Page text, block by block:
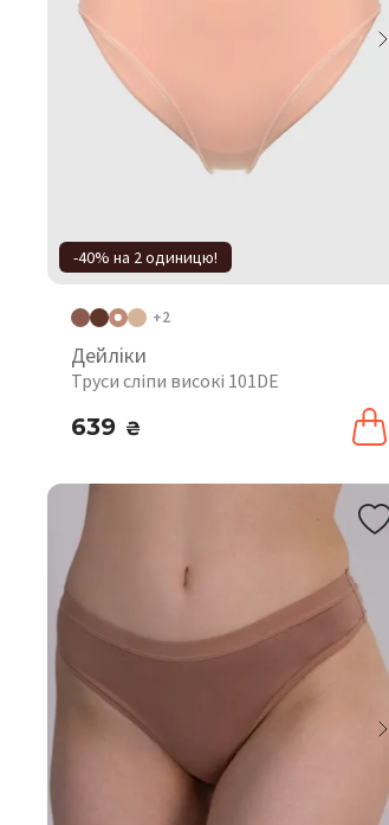
-40% на 2 одиницю!
+2
Дейліки
Труси сліпи високі 101DE
639 ₴